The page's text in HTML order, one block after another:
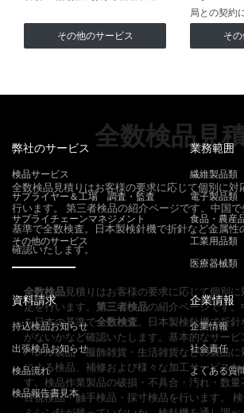
その他のサービス
局との契約
そ
全数検品見
全数検品見積りはお客様の要求に応じて個別に対
行います。 第三者検品の紹介ページです。中国
基準で全数検査。日本製検針機で折針など金属性
確認いたします。
全数検品 見積りはお客様の要求に応じて個別
定を行います。 第三者検品の紹介ページです
を日本の基準で全数検査 。日本製検針機で折
がないかなど確認いたします。基本的なサー
パレル製品・服飾雑貨・生活雑貨などの製品に
による検品、補修および様々な加工サービスな
す。検品作業製品の破損・不具合・汚れ・数量
目視検品・触手検品・採寸検品を行います。
弊社のサービス
検品サービス
サプライヤー＆工場 調査・監査
サプライチェーンマネジメント
その他のサービス
業務範囲
繊維製品類
電子製品類
食品・農産
工業用品類
医療器械類
資料請求
持込検品お知らせ
出張検品お知らせ
検品流れ
検品報告書見本
企業情報
企業情報
社会責任
よくある質